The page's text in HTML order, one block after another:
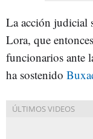
La acción judicial
Lora, que
funcionarios ante
ha sostenido